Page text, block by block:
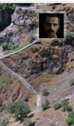
عباس رحمانی